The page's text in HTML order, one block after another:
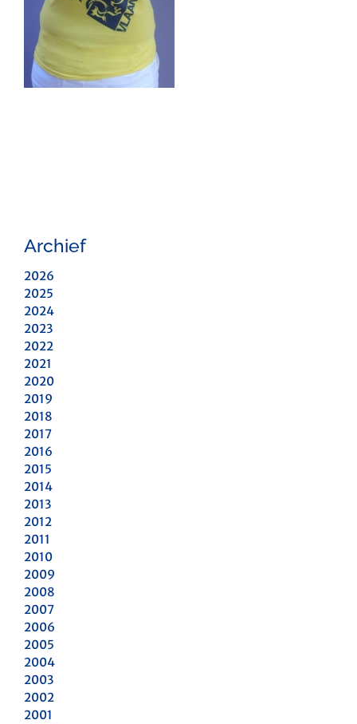
Archief
2026
2025
2024
2023
2022
2021
2020
2019
2018
2017
2016
2015
2014
2013
2012
2011
2010
2009
2008
2007
2006
2005
2004
2003
2002
2001